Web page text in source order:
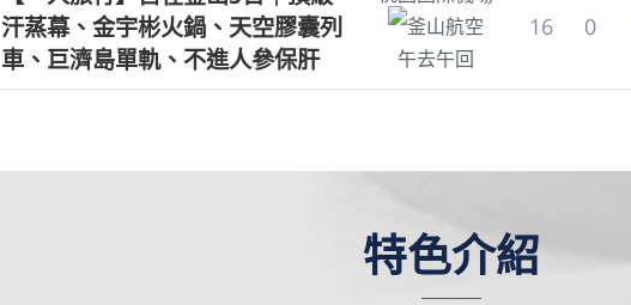
特色介紹
汗蒸幕、金宇彬火鍋、天空膠囊列
車、巨濟島單軌、不進人參保肝
釜山航空
午去午回
16 0